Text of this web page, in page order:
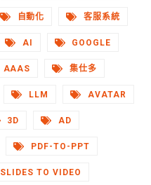
自動化 客服系統
AI GOOGLE
AAAS 集仕多
LLM AVATAR
3D AD
PDF-TO-PPT
SLIDES TO VIDEO